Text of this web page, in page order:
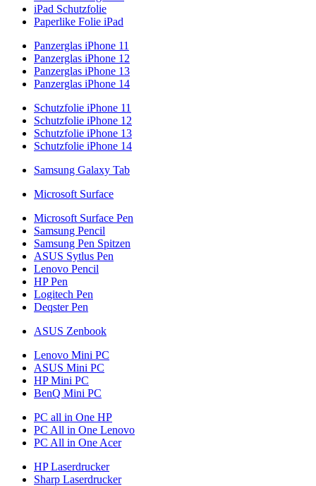
iPad Schutzfolie
Paperlike Folie iPad
Panzerglas iPhone 11
Panzerglas iPhone 12
Panzerglas iPhone 13
Panzerglas iPhone 14
Schutzfolie iPhone 11
Schutzfolie iPhone 12
Schutzfolie iPhone 13
Schutzfolie iPhone 14
Samsung Galaxy Tab
Microsoft Surface
Microsoft Surface Pen
Samsung Pencil
Samsung Pen Spitzen
ASUS Sytlus Pen
Lenovo Pencil
HP Pen
Logitech Pen
Deqster Pen
ASUS Zenbook
Lenovo Mini PC
ASUS Mini PC
HP Mini PC
BenQ Mini PC
PC all in One HP
PC All in One Lenovo
PC All in One Acer
HP Laserdrucker
Sharp Laserdrucker